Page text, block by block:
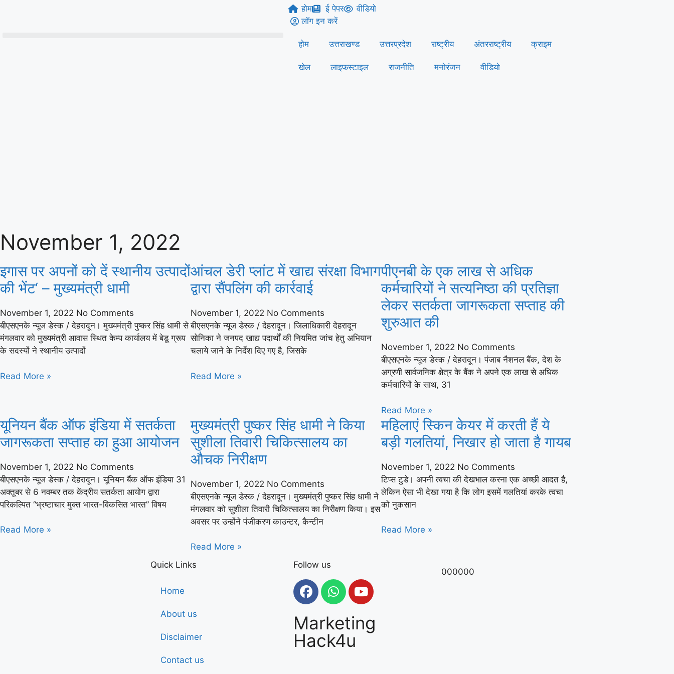
होम ई पेपर
वीडियो
लॉग इन करें
होम उत्तराखण्ड उत्तरप्रदेश राष्ट्रीय अंतरराष्ट्रीय क्राइम
खेल लाइफस्‍टाइल राजनीति मनोरंजन वीडियो
November 1, 2022
इगास पर अपनों को दें स्थानीय उत्पादों
की भेंट‘ – मुख्यमंत्री धामी
November 1, 2022 No Comments
बीएसएनके न्यूज डेस्क / देहरादून। मुख्यमंत्री पुष्कर सिंह धामी से
मंगलवार को मुख्यमंत्री आवास स्थित केम्प कार्यालय में बेडू ग्रूप
के सदस्यों ने स्थानीय उत्पादों
Read More »
आंचल डेरी प्लांट में खाद्य संरक्षा विभाग
द्वारा सैंपलिंग की कार्रवाई
November 1, 2022 No Comments
बीएसएनके न्यूज डेस्क / देहरादून। जिलाधिकारी देहरादून
सोनिका ने जनपद खाद्य पदार्थों की नियमित जांच हेतु अभियान
चलाये जाने के निर्देश दिए गए है, जिसके
Read More »
पीएनबी के एक लाख से अधिक
कर्मचारियों ने सत्यनिष्ठा की प्रतिज्ञा
लेकर सतर्कता जागरूकता सप्ताह की
शुरुआत की
November 1, 2022 No Comments
बीएसएनके न्यूज डेस्क / देहरादून। पंजाब नैशनल बैंक, देश के
अग्रणी सार्वजनिक क्षेत्र के बैंक ने अपने एक लाख से अधिक
कर्मचारियों के साथ, 31
Read More »
यूनियन बैंक ऑफ इंडिया में सतर्कता
जागरूकता सप्ताह का हुआ आयोजन
November 1, 2022 No Comments
बीएसएनके न्यूज डेस्क / देहरादून। यूनियन बैंक ऑफ इंडिया 31
अक्तूबर से 6 नवम्बर तक केंद्रीय सतर्कता आयोग द्वारा
परिकल्पित “भ्रष्टाचार मुक्त भारत-विकसित भारत” विषय
Read More »
मुख्यमंत्री पुष्कर सिंह धामी ने किया
सुशीला तिवारी चिकित्सालय का
औचक निरीक्षण
November 1, 2022 No Comments
बीएसएनके न्यूज डेस्क / देहरादून। मुख्यमंत्री पुष्कर सिंह धामी ने
मंगलवार को सुशीला तिवारी चिकित्सालय का निरीक्षण किया। इस
अवसर पर उन्होंने पंजीकरण काउन्टर, कैन्टीन
Read More »
महिलाएं स्किन केयर में करती हैं ये
बड़ी गलतियां, निखार हो जाता है गायब
November 1, 2022 No Comments
टिप्स टुडे। अपनी त्वचा की देखभाल करना एक अच्छी आदत है,
लेकिन ऐसा भी देखा गया है कि लोग इसमें गलतियां करके त्वचा
को नुकसान
Read More »
Quick Links
Home
About us
Disclaimer
Contact us
Follow us
Marketing
Hack4u
000000